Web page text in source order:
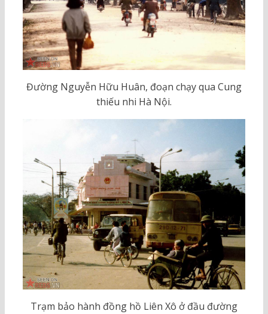
Đường Nguyễn Hữu Huân, đoạn chạy qua Cung
thiếu nhi Hà Nội.
Trạm bảo hành đồng hồ Liên Xô ở đầu đường